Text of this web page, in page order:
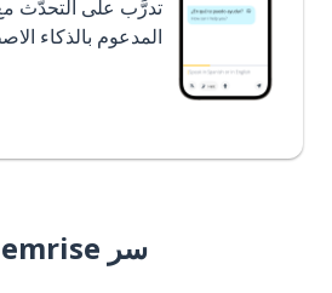
تدرَّب على التحدُّث
المدعوم بالذكاء
سر Memrise